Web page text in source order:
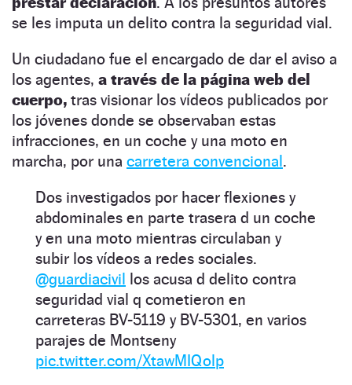
se les imputa un delito contra la seguridad vial.
Un ciudadano fue el encargado de dar el aviso a
los agentes, a través de la página web del
cuerpo, tras visionar los vídeos publicados por
los jóvenes donde se observaban estas
infracciones, en un coche y una moto en
marcha, por una carretera convencional.
Dos investigados por hacer flexiones y
abdominales en parte trasera d un coche
y en una moto mientras circulaban y
subir los vídeos a redes sociales.
@guardiacivil los acusa d delito contra
seguridad vial q cometieron en
carreteras BV-5119 y BV-5301, en varios
parajes de Montseny
pic.twitter.com/XtawMIQolp